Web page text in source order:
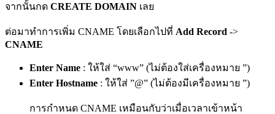
จากนั้นกด CREATE DOMAIN เลย
ต่อมาทำการเพิ่ม CNAME โดยเลือกไปที่ Add Record ->
CNAME
Enter Name : ให้ใส่ “www” (ไม่ต้องใส่เครื่องหมาย ”)
Enter Hostname : ให้ใส่ ”@” (ไม่ต้องมีเครื่องหมาย ”)
การกำหนด CNAME เหมือนกับว่าเมื่อเวลาเข้าหน้า